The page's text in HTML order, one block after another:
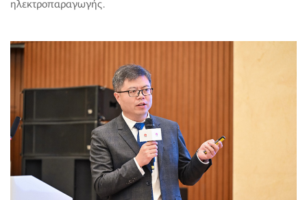
ηλεκτροπαραγωγής.